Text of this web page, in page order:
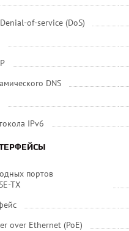
of-service (DoS)
DNS
IPv6
портов
TX
over Ethernet (PoE)